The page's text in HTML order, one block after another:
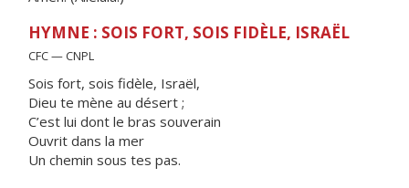
HYMNE : SOIS FORT, SOIS FIDÈLE, ISRAËL
CFC — CNPL
Sois fort, sois fidèle, Israël,
Dieu te mène au désert ;
C’est lui dont le bras souverain
Ouvrit dans la mer
Un chemin sous tes pas.